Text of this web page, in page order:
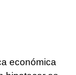
económica